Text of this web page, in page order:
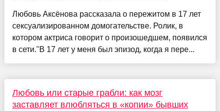
Любовь Аксёнова рассказала о пережитом в 17 лет
сексуализированном домогательстве. Ролик, в
котором актриса говорит о произошедшем, появился
в сети."В 17 лет у меня был эпизод, когда я пере...
Любовь или старые грабли: как мозг
заставляет влюбляться в «копии» бывших